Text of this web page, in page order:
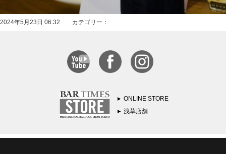
2024年5月23日 06:32 カテゴリー：
ONLINE STORE
浅草店舗